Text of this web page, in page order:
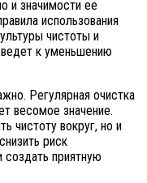
и значимости ее
использования
чистоты и
ведет к уменьшению
Регулярная очистка
весомое значение.
чистоту вокруг, но и
риск
создать приятную